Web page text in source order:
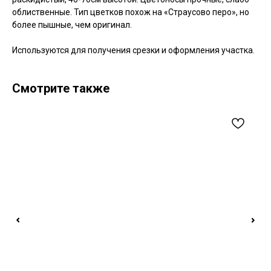
облиственные. Тип цветков похож на «Страусово перо», но
более пышные, чем оригинал.
Используются для получения срезки и оформления участка.
Смотрите также